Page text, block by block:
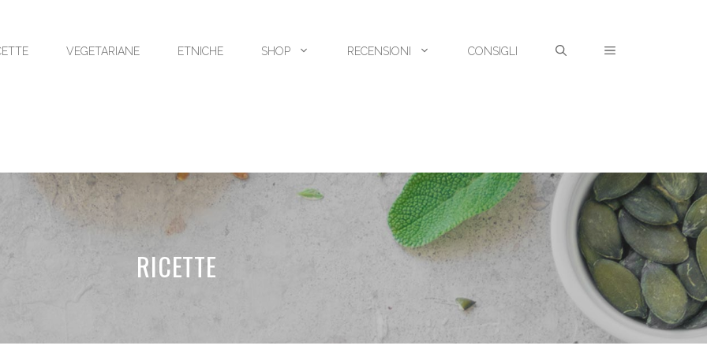
VEGETARIANE ETNICHE SHOP RECENSIONI CONSIGLI
RICETTE